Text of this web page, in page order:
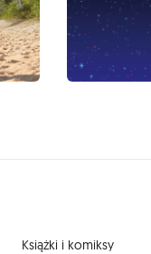
Książki i komiksy